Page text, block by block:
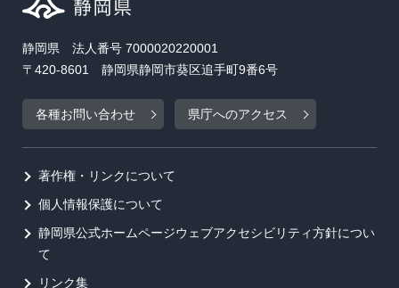
静岡県 法人番号 7000020220001
〒420-8601 静岡県静岡市葵区追手町9番6号
各種お問い合わせ 県庁へのアクセス
著作権・リンクについて
個人情報保護について
静岡県公式ホームページウェブアクセシビリティ方針につい
て
リンク集